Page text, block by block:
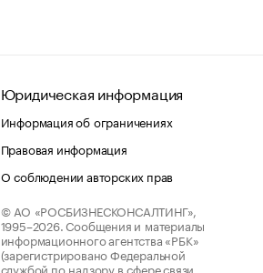
Юридическая информация
Информация об ограничениях
Правовая информация
О соблюдении авторских прав
© АО «РОСБИЗНЕСКОНСАЛТИНГ»,
1995–2026. Сообщения и материалы
информационного агентства «РБК»
(зарегистрировано Федеральной
службой по надзору в сфере связи,